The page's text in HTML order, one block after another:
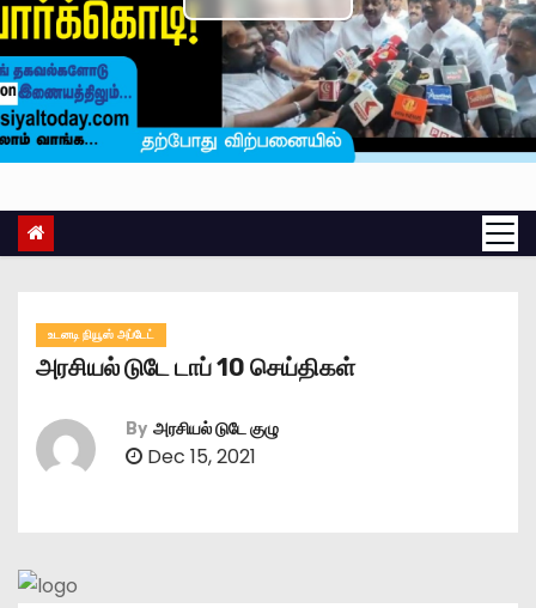
உடனடி நியூஸ் அப்டேட்
அரசியல் டுடே டாப் 10 செய்திகள்
By அரசியல் டுடே குழு
Dec 15, 2021